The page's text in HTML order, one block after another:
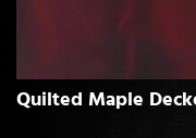
Quilted Maple